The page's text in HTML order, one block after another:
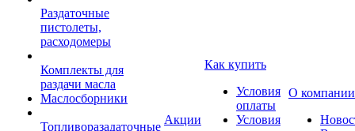
Раздаточные
пистолеты,
расходомеры
Комплекты для
раздачи масла
Маслосборники
Топливоразадаточные
Акции
Как купить
Условия
оплаты
Условия
О компании